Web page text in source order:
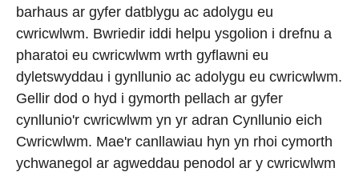
barhaus ar gyfer datblygu ac adolygu eu
cwricwlwm. Bwriedir iddi helpu ysgolion i drefnu a
pharatoi eu cwricwlwm wrth gyflawni eu
dyletswyddau i gynllunio ac adolygu eu cwricwlwm.
Gellir dod o hyd i gymorth pellach ar gyfer
cynllunio'r cwricwlwm yn yr adran Cynllunio eich
Cwricwlwm. Mae'r canllawiau hyn yn rhoi cymorth
ychwanegol ar agweddau penodol ar y cwricwlwm